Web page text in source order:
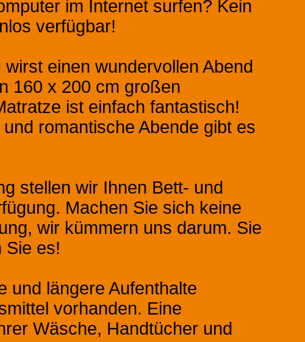
im Internet surfen? Kein
verfügbar!
einen wundervollen Abend
160 x 200 cm großen
ist einfach fantastisch!
romantische Abende gibt es
stellen wir Ihnen Bett- und
Machen Sie sich keine
wir kümmern uns darum. Sie
Sie es!
und längere Aufenthalte
vorhanden. Eine
Wäsche, Handtücher und